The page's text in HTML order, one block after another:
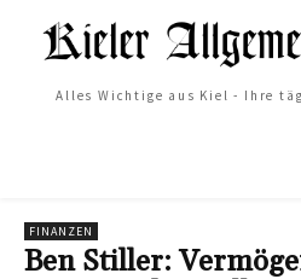
Alles Wichtige aus Kiel - Ihre
FINANZEN
Ben Stiller: